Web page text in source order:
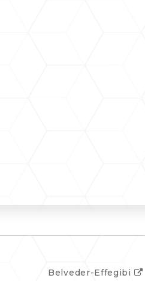
Belveder-Effegibi